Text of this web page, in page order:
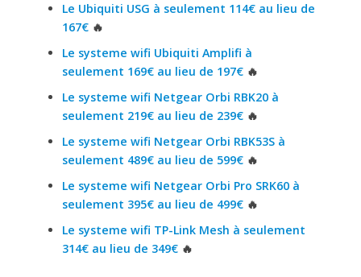
Le Ubiquiti USG à seulement 114€ au lieu de
167€ 🔥
Le systeme wifi Ubiquiti Amplifi à
seulement 169€ au lieu de 197€ 🔥
Le systeme wifi Netgear Orbi RBK20 à
seulement 219€ au lieu de 239€ 🔥
Le systeme wifi Netgear Orbi RBK53S à
seulement 489€ au lieu de 599€ 🔥
Le systeme wifi Netgear Orbi Pro SRK60 à
seulement 395€ au lieu de 499€ 🔥
Le systeme wifi TP-Link Mesh à seulement
314€ au lieu de 349€ 🔥